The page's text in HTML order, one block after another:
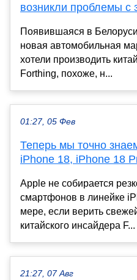
возникли проблемы с
Появившаяся в
новая автомобильная
хотели производить
Forthing, похоже, н...
01:27, 05 Фев
Теперь мы точно
iPhone 18, iPhone 18
Apple не собирается
смартфонов в линейке
мере, если верить
китайского инсайдера F...
21:27, 07 Авг